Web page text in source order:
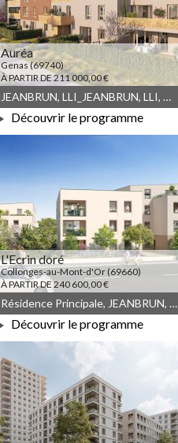
Auréa
Genas (69740)
À PARTIR DE 211 000,00 €
À PARTIR DE 211 000,00 €
JEANBRUN, LLI_JEANBRUN, LLI, Meublé non géré, Droit commun
Découvrir le programme
L'Ecrin doré
Collonges-au-Mont-d'Or (69660)
À PARTIR DE 240 600,00 €
À PARTIR DE 240 600,00 €
Résidence Principale, JEANBRUN, Meublé non géré, Droit commun
Découvrir le programme